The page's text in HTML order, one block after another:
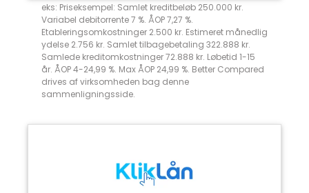
eks: Priseksempel: Samlet kreditbeløb 250.000 kr.
Variabel debitorrente 7 %. ÅOP 7,27 %.
Etableringsomkostninger 2.500 kr. Estimeret månedlig
ydelse 2.756 kr. Samlet tilbagebetaling 322.888 kr.
Samlede kreditomkostninger 72.888 kr. Løbetid 1-15
år. ÅOP 4-24,99 %. Max ÅOP 24,99 %. Better Compared
drives af virksomheden bag denne
sammenligningsside.